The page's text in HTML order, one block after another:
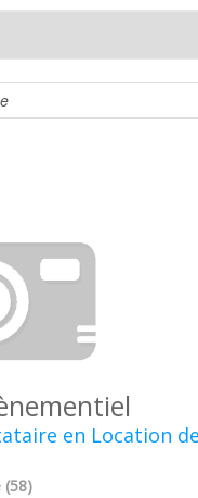
en Location
(58)